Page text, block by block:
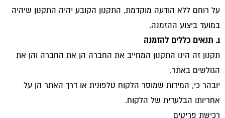
על רוחם ללא הודעה מוקדמת, התקנון הקובע יהיה התקנון שיהיה
במועד ביצוע ההזמנה.
1. תנאים כללים להזמנה
תקנון זה הינו התקנון המחייב את החברה הן את החברה והן את
הגולשים באתר.
יובהר כי, המידות שמוסר הלקוח טלפונית או דרך האתר הן על
אחריותו הבלעדית של הלקוח.
רכישת פריטים